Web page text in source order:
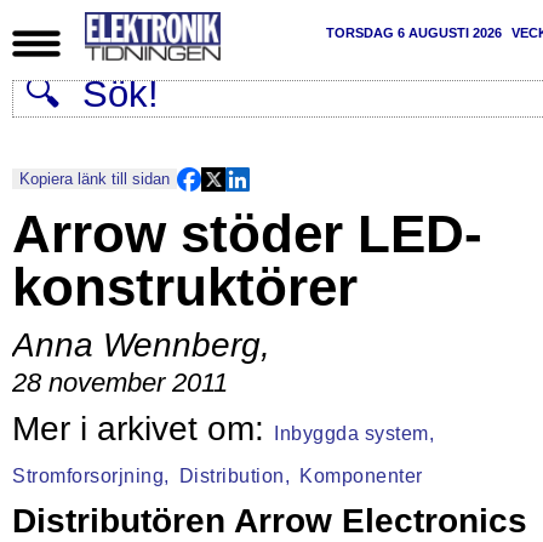
TORSDAG 6 AUGUSTI 2026
Kopiera länk till sidan
Arrow stöder LED-
konstruktörer
Anna Wennberg,
28 november 2011
Inbyggda system,
Stromforsorjning, Distribution, Komponenter
Distributören Arrow Electronics